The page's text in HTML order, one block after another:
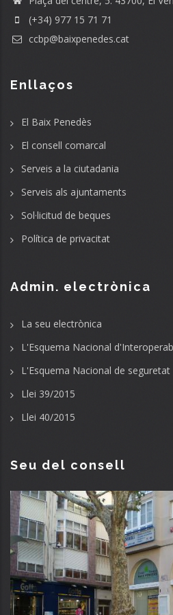
(+34) 977 15 71 71
ccbp@baixpenedes.cat
Enllaços
El Baix Penedès
El consell comarcal
Serveis a la ciutadania
Serveis als ajuntaments
Sol·licitud de beques
Política de privacitat
Admin. electrònica
La seu electrònica
L'Esquema Nacional
L'Esquema Nacional de seguretat
Llei 39/2015
Llei 40/2015
Seu del consell